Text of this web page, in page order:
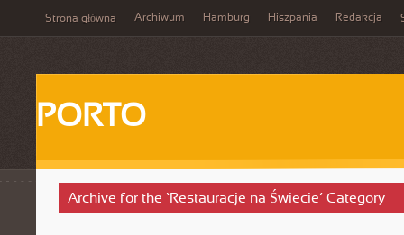
Strona główna Archiwum Hamburg Hiszpania Redakcja
PORTO
Archive for the ‘Restauracje na Świecie’ Category